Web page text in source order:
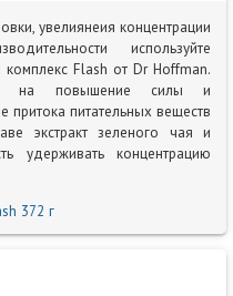
увелиянеия концентрации
используйте
комплекс Flash от Dr Hoffman.
на повышение силы и
притока питательных веществ
экстракт зеленого чая и
удерживать концентрацию
372 г